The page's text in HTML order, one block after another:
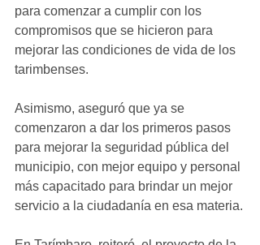
para comenzar a cumplir con los
compromisos que se hicieron para
mejorar las condiciones de vida de los
tarimbenses.
Asimismo, aseguró que ya se
comenzaron a dar los primeros pasos
para mejorar la seguridad pública del
municipio, con mejor equipo y personal
más capacitado para brindar un mejor
servicio a la ciudadanía en esa materia.